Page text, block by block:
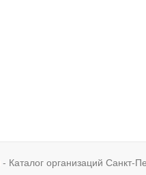
- Каталог организаций Санкт-